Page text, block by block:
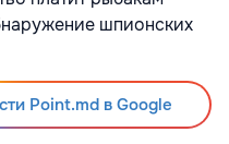
шпионских
Point.md в Google